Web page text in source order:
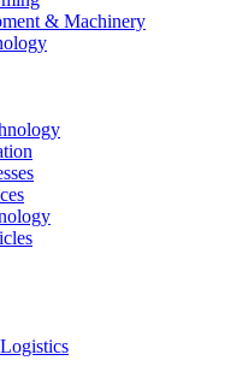
& Machinery